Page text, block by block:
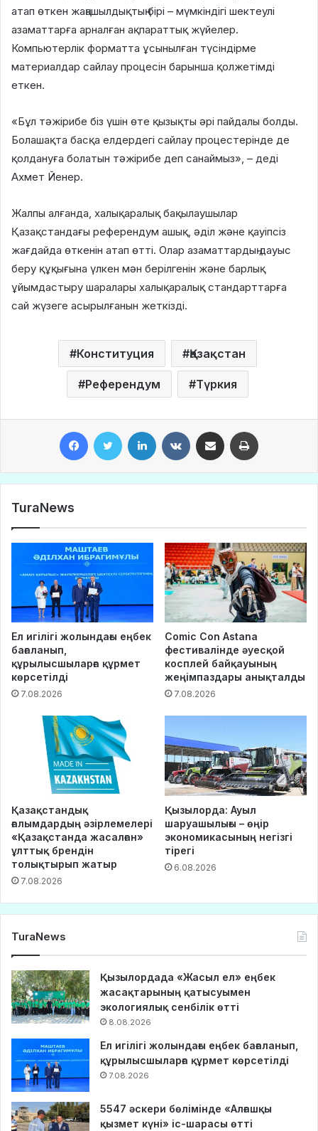
атап өткен жаңашылдықтың бірі – мүмкіндігі шектеулі
азаматтарға арналған ақпараттық жүйелер.
Компьютерлік форматта ұсынылған түсіндірме
материалдар сайлау процесін барынша қолжетімді
еткен.
«Бұл тәжірибе біз үшін өте қызықты әрі пайдалы болды.
Болашақта басқа елдердегі сайлау процестерінде де
қолдануға болатын тәжірибе деп санаймыз», – деді
Ахмет Йенер.
Жалпы алғанда, халықаралық бақылаушылар
Қазақстандағы референдум ашық, әділ және қауіпсіз
жағдайда өткенін атап өтті. Олар азаматтардың дауыс
беру құқығына үлкен мән берілгенін және барлық
ұйымдастыру шаралары халықаралық стандарттарға
сай жүзеге асырылғанын жеткізді.
Конституция Қазақстан
Референдум Түркия
TuraNews
Ел игілігі жолындағы еңбек
бағаланып,
құрылысшыларға құрмет
көрсетілді
7.08.2026
Comic Con Astana
фестивалінде әуесқой
косплей байқауының
жеңімпаздары анықталды
7.08.2026
Қазақстандық
ғалымдардың әзірлемелері
«Қазақстанда жасалған»
ұлттық брендін
толықтырып жатыр
7.08.2026
Қызылорда: Ауыл
шаруашылығы – өңір
экономикасының негізгі
тірегі
6.08.2026
TuraNews
Қызылордада «Жасыл ел» еңбек
жасақтарының қатысуымен
экологиялық сенбілік өтті
8.08.2026
Ел игілігі жолындағы еңбек бағаланып,
құрылысшыларға құрмет көрсетілді
7.08.2026
5547 әскери бөлімінде «Алғашқы
қызмет күні» іс-шарасы өтті